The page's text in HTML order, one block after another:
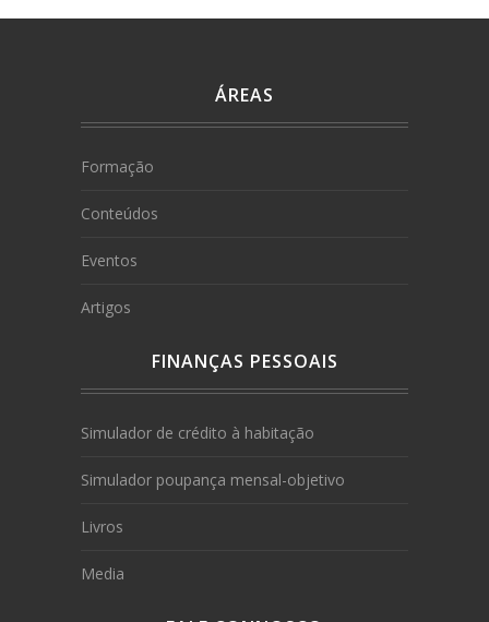
ÁREAS
Formação
Conteúdos
Eventos
Artigos
FINANÇAS PESSOAIS
Simulador de crédito à habitação
Simulador poupança mensal-objetivo
Livros
Media